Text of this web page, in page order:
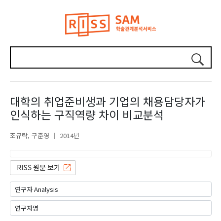
대학의 취업준비생과 기업의 채용담당자가
인식하는 구직역량 차이 비교분석
조규락 구준영 2014년